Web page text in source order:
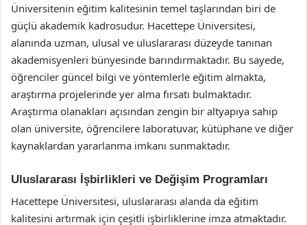
Üniversitenin eğitim kalitesinin temel taşlarından biri de
güçlü akademik kadrosudur. Hacettepe Üniversitesi,
alanında uzman, ulusal ve uluslararası düzeyde tanınan
akademisyenleri bünyesinde barındırmaktadır. Bu sayede,
öğrenciler güncel bilgi ve yöntemlerle eğitim almakta,
araştırma projelerinde yer alma fırsatı bulmaktadır.
Araştırma olanakları açısından zengin bir altyapıya sahip
olan üniversite, öğrencilere laboratuvar, kütüphane ve diğer
kaynaklardan yararlanma imkanı sunmaktadır.
Uluslararası İşbirlikleri ve Değişim Programları
Hacettepe Üniversitesi, uluslararası alanda da eğitim
kalitesini artırmak için çeşitli işbirliklerine imza atmaktadır.